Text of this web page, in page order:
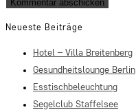
Neueste Beiträge
Hotel – Villa Breitenberg
Gesundheitslounge Berlin
Esstischbeleuchtung
Segelclub Staffelsee